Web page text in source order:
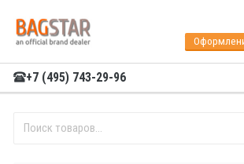
+7 (495) 743-29-96